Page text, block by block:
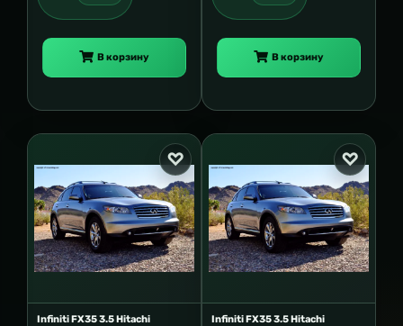
В корзину В корзину
Infiniti FX35 3.5 Hitachi
Infiniti FX35 3.5 Hitachi